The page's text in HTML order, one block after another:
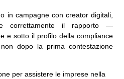
in campagne con creator digitali,
correttamente il rapporto —
e sotto il profilo della compliance
dopo la prima contestazione
per assistere le imprese nella